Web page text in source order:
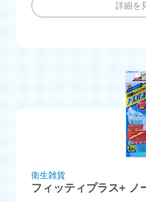
詳細を
衛生雑貨
フィッティプラス+ ノ